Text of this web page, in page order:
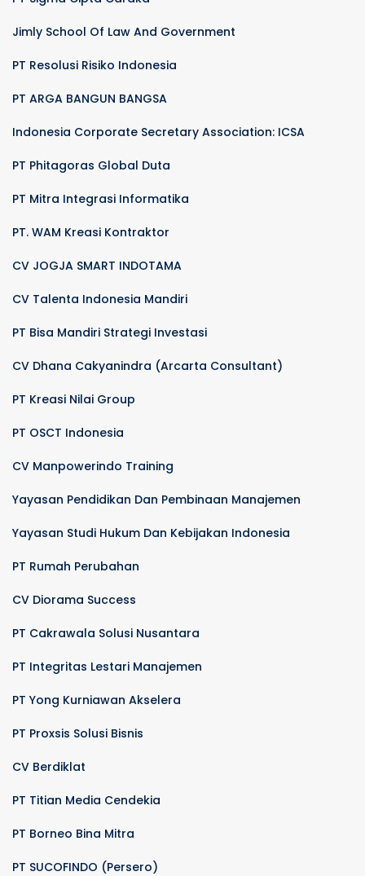
Jimly School Of Law And Government
PT Resolusi Risiko Indonesia
PT ARGA BANGUN BANGSA
Indonesia Corporate Secretary Association: ICSA
PT Phitagoras Global Duta
PT Mitra Integrasi Informatika
PT. WAM Kreasi Kontraktor
CV JOGJA SMART INDOTAMA
CV Talenta Indonesia Mandiri
PT Bisa Mandiri Strategi Investasi
CV Dhana Cakyanindra (Arcarta Consultant)
PT Kreasi Nilai Group
PT OSCT Indonesia
CV Manpowerindo Training
Yayasan Pendidikan Dan Pembinaan Manajemen
Yayasan Studi Hukum Dan Kebijakan Indonesia
PT Rumah Perubahan
CV Diorama Success
PT Cakrawala Solusi Nusantara
PT Integritas Lestari Manajemen
PT Yong Kurniawan Akselera
PT Proxsis Solusi Bisnis
CV Berdiklat
PT Titian Media Cendekia
PT Borneo Bina Mitra
PT SUCOFINDO (Persero)